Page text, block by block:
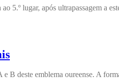
5.º lugar, após ultrapassagem a
B deste emblema oureense. A